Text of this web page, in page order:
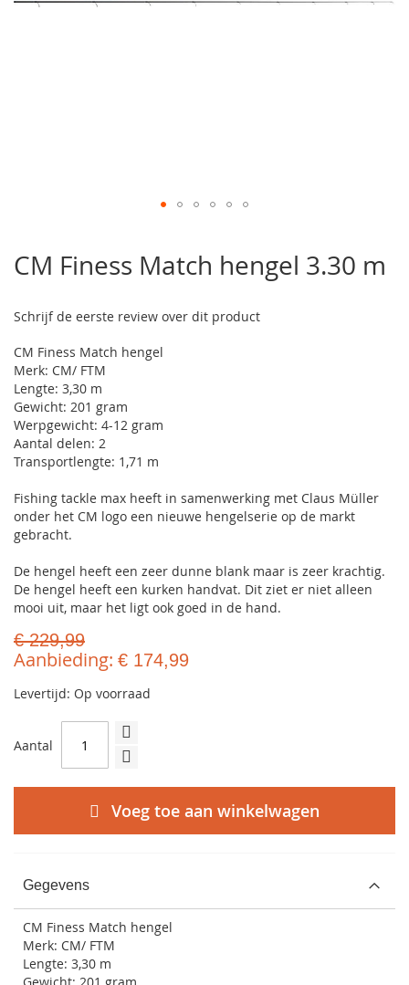
het
begin
de
gallerij
CM Finess Match hengel 3.30 m
Schrijf de eerste review over dit product
CM Finess Match hengel
Merk: CM/ FTM
Lengte: 3,30 m
Gewicht: 201 gram
Werpgewicht: 4-12 gram
Aantal delen: 2
Transportlengte: 1,71 m
Fishing tackle max heeft in samenwerking met Claus Müller
onder het CM logo een nieuwe hengelserie op de markt
gebracht.
De hengel heeft een zeer dunne blank maar is zeer krachtig.
De hengel heeft een kurken handvat. Dit ziet er niet alleen
mooi uit, maar het ligt ook goed in de hand.
€ 229,99
Aanbieding € 174,99
Levertijd: Op voorraad
Aantal
Voeg toe aan winkelwagen
Gegevens
CM Finess Match hengel
Merk: CM/ FTM
Lengte: 3,30 m